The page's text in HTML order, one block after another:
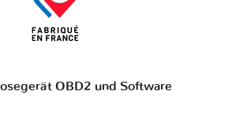
OBD2 und Software